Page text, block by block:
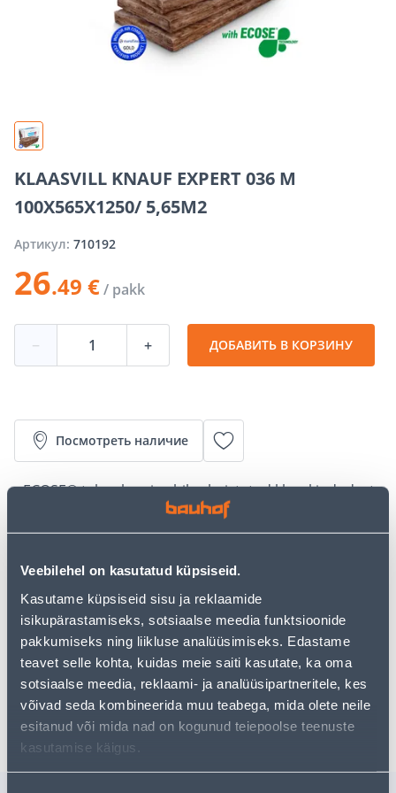
Veebilehel on kasutatud küpsiseid.
Kasutame küpsiseid sisu ja reklaamide
isikupärastamiseks, sotsiaalse meedia funktsioonide
pakkumiseks ning liikluse analüüsimiseks. Edastame
teavet selle kohta, kuidas meie saiti kasutate, ka oma
sotsiaalse meedia, reklaami- ja analüüsipartneritele, kes
võivad seda kombineerida muu teabega, mida olete neile
esitanud või mida nad on kogunud teiepoolse teenuste
kasutamise käigus.
KLAASVILL KNAUF EXPERT 036 M
100X565X1250/ 5,65M2
Артикул: 710192
26.49 €/ pakk
− + ДОБАВИТЬ В КОРЗИНУ
Посмотреть наличие
• ECOSE® tehnoloogia abil valmistatud klaaskiududest
• Plaadi mõõtmed 100 x 565 x 1250 mm.
kergvoodriga seinte (kilpseinad) soojus- ja
müraisolatsiooniks ning välisseinte soojustamiseks.
• 14-päevane tagastusõigus
Забрать в магазине, с 09.08.2026
Ожидаемая доставка домой от 16,90 € с 2-5 tööpäeva